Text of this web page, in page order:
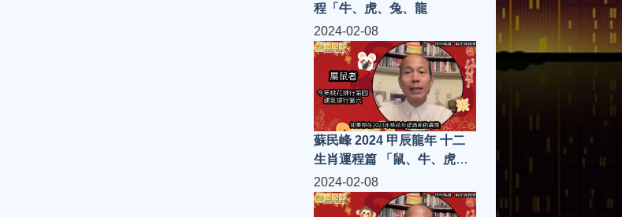
程「牛、虎、兔、龍
2024-02-08
蘇民峰 2024 甲辰龍年 十二
生肖運程篇 「鼠、牛、虎、
兔」
2024-02-08